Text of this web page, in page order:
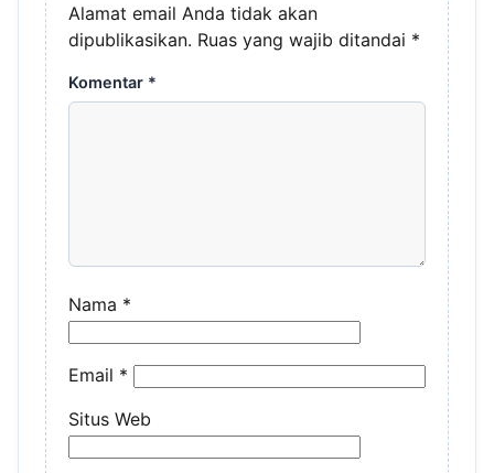
Alamat email Anda tidak akan
dipublikasikan. Ruas yang wajib ditandai *
Komentar *
Nama *
Email *
Situs Web